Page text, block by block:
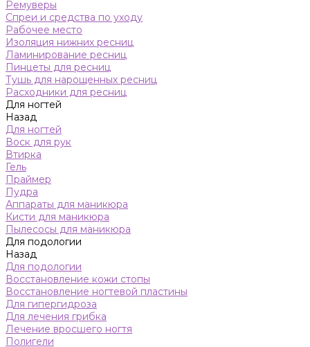
Ремуверы
Спреи и средства по уходу
Рабочее место
Изоляция нижних ресниц
Ламинирование ресниц
Пинцеты для ресниц
Тушь для нарощенных ресниц
Расходники для ресниц
Для ногтей
Назад
Для ногтей
Воск для рук
Втирка
Гель
Праймер
Пудра
Аппараты для маникюра
Кисти для маникюра
Пылесосы для маникюра
Для подологии
Назад
Для подологии
Восстановление кожи стопы
Восстановление ногтевой пластины
Для гипергидроза
Для лечения грибка
Лечение вросшего ногтя
Полигели